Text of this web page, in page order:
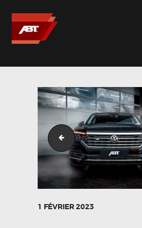
ABT
MARQUES
LE SUR-MESURE
ABT
CONTACT
1 FÉVRIER 2023